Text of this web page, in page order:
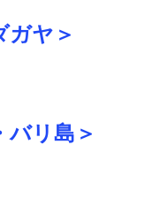
ヤ＞
リ島＞